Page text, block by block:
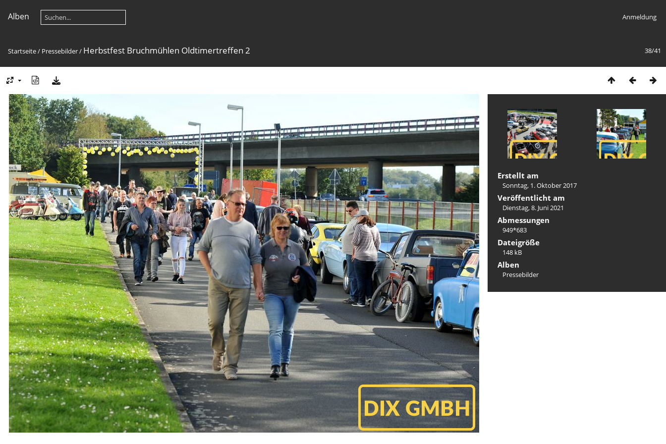
Alben Anmeldung
38/41
Startseite/ Pressebilder/ Herbstfest Bruchmühlen Oldtimertreffen 2
Erstellt am
Sonntag, 1. Oktober 2017
Veröffentlicht am
Dienstag, 8. Juni 2021
Abmessungen
949*683
Dateigröße
148 kB
Alben
Pressebilder